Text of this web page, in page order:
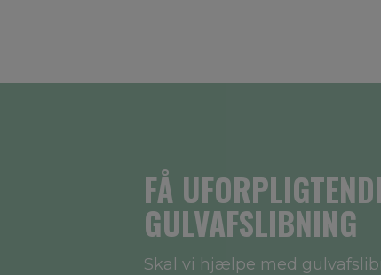
FÅ
GULVAFSLIBNING
Skal vi hjælpe med